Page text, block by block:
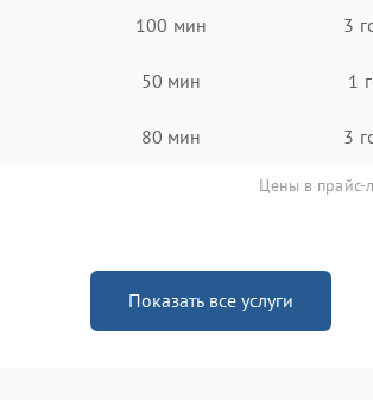
100 мин 3
50 мин 1
80 мин 3
Цены в прайс-
Показать все услуги